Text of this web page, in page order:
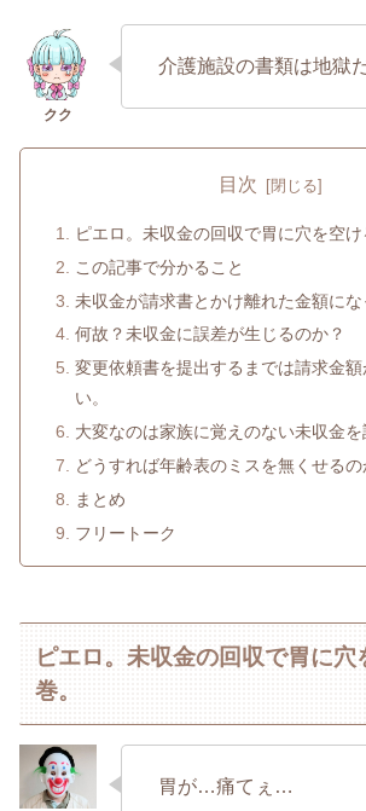
介護施設の書類は地獄
目次
ピエロ。未収金の回収で胃に穴を空け
この記事で分かること
未収金が請求書とかけ離れた金額に
何故？未収金に誤差が生じるのか？
変更依頼書を提出するまでは請求金
い。
大変なのは家族に覚えのない未収金を
どうすれば年齢表のミスを無くせるの
まとめ
フリートーク
ピエロ。未収金の回収で胃に穴
巻。
胃が…痛てぇ…